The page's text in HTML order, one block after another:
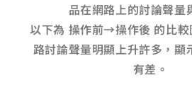
品在網路上的討論聲量
以下為 操作前→操作後 的比較
路討論聲量明顯上升許多，顯
有差。